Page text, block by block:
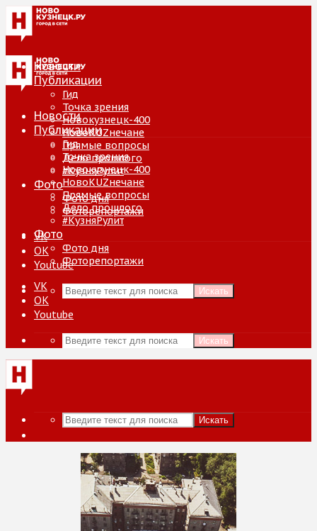
Новости
Публикации
Гид
Точка зрения
Новокузнецк-400
НовоKUZнечане
Прямые вопросы
Дело прошлого
#КузняРулит
Фото
Фото дня
Фоторепортажи
VK
ОК
Youtube
Искать
Новости
Публикации
Гид
Точка зрения
Новокузнецк-400
НовоKUZнечане
Прямые вопросы
Дело прошлого
#КузняРулит
Фото
Фото дня
Фоторепортажи
VK
ОК
Youtube
Искать
Искать